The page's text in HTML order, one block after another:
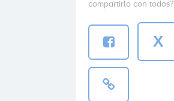
compartirlo con todos?
X